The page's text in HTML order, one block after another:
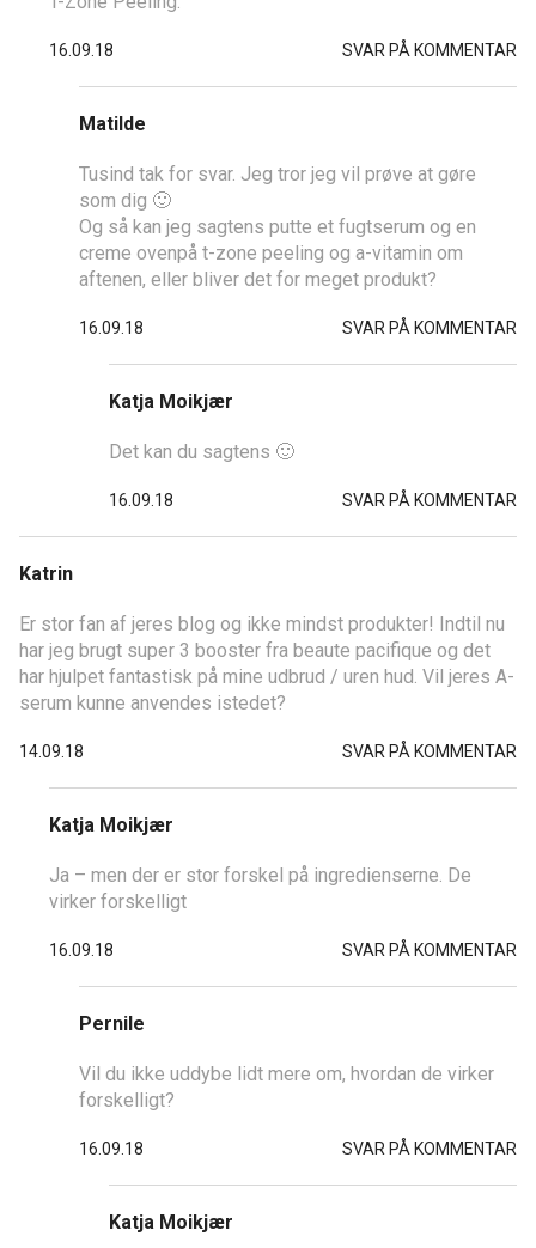
16.09.18 SVAR PÅ KOMMENTAR
Matilde
Tusind tak for svar. Jeg tror jeg vil prøve at gøre
som dig 🙂
Og så kan jeg sagtens putte et fugtserum og en
creme ovenpå t-zone peeling og a-vitamin om
aftenen, eller bliver det for meget produkt?
16.09.18 SVAR PÅ KOMMENTAR
Katja Moikjær
Det kan du sagtens 🙂
16.09.18 SVAR PÅ KOMMENTAR
Katrin
Er stor fan af jeres blog og ikke mindst produkter! Indtil nu
har jeg brugt super 3 booster fra beaute pacifique og det
har hjulpet fantastisk på mine udbrud / uren hud. Vil jeres A-
serum kunne anvendes istedet?
14.09.18 SVAR PÅ KOMMENTAR
Katja Moikjær
Ja – men der er stor forskel på ingredienserne. De
virker forskelligt
16.09.18 SVAR PÅ KOMMENTAR
Pernile
Vil du ikke uddybe lidt mere om, hvordan de virker
forskelligt?
16.09.18 SVAR PÅ KOMMENTAR
Katja Moikjær